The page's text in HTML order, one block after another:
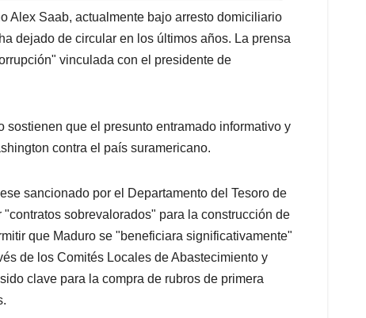
Alex Saab, actualmente bajo arresto domiciliario
dejado de circular en los últimos años. La prensa
vinculada con el presidente de
que el presunto entramado informativo y
contra el país suramericano.
sancionado por el Departamento del Tesoro de
sobrevalorados" para la construcción de
que Maduro se "beneficiara significativamente"
de los Comités Locales de Abastecimiento y
clave para la compra de rubros de primera